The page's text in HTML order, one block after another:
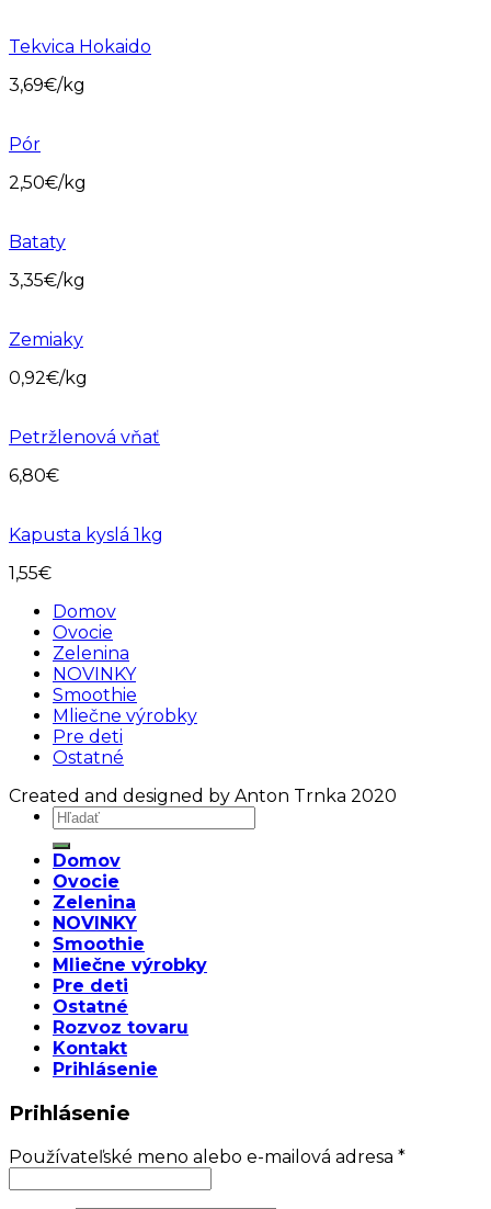
Tekvica Hokaido
3,69€/kg
Pór
2,50€/kg
Bataty
3,35€/kg
Zemiaky
0,92€/kg
Petržlenová vňať
6,80€
Kapusta kyslá 1kg
1,55€
Domov
Ovocie
Zelenina
NOVINKY
Smoothie
Mliečne výrobky
Pre deti
Ostatné
Created and designed by Anton Trnka 2020
Domov
Ovocie
Zelenina
NOVINKY
Smoothie
Mliečne výrobky
Pre deti
Ostatné
Rozvoz tovaru
Kontakt
Prihlásenie
Prihlásenie
Používateľské meno alebo e-mailová adresa *